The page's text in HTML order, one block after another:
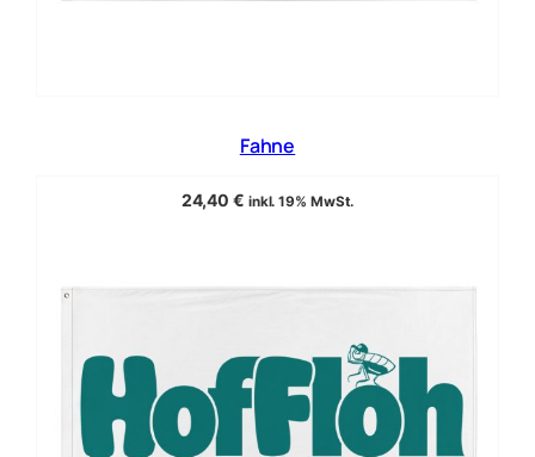
Fahne
24,40€ inkl. 19% MwSt.